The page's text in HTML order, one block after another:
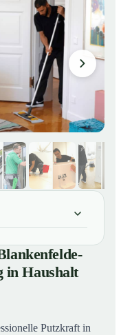
Mahlow
Gewerbe
in Blankenfelde-
in Haushalt
Putzkraft in